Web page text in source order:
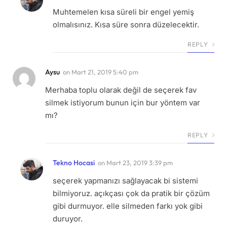
Muhtemelen kısa süreli bir engel yemiş
olmalısınız. Kısa süre sonra düzelecektir.
REPLY
Aysu on Mart 21, 2019 5:40 pm
Merhaba toplu olarak değil de seçerek fav
silmek istiyorum bunun için bur yöntem var
mı?
REPLY
Tekno Hocasi on Mart 23, 2019 3:39 pm
seçerek yapmanızı sağlayacak bi sistemi
bilmiyoruz. açıkçası çok da pratik bir çözüm
gibi durmuyor. elle silmeden farkı yok gibi
duruyor.